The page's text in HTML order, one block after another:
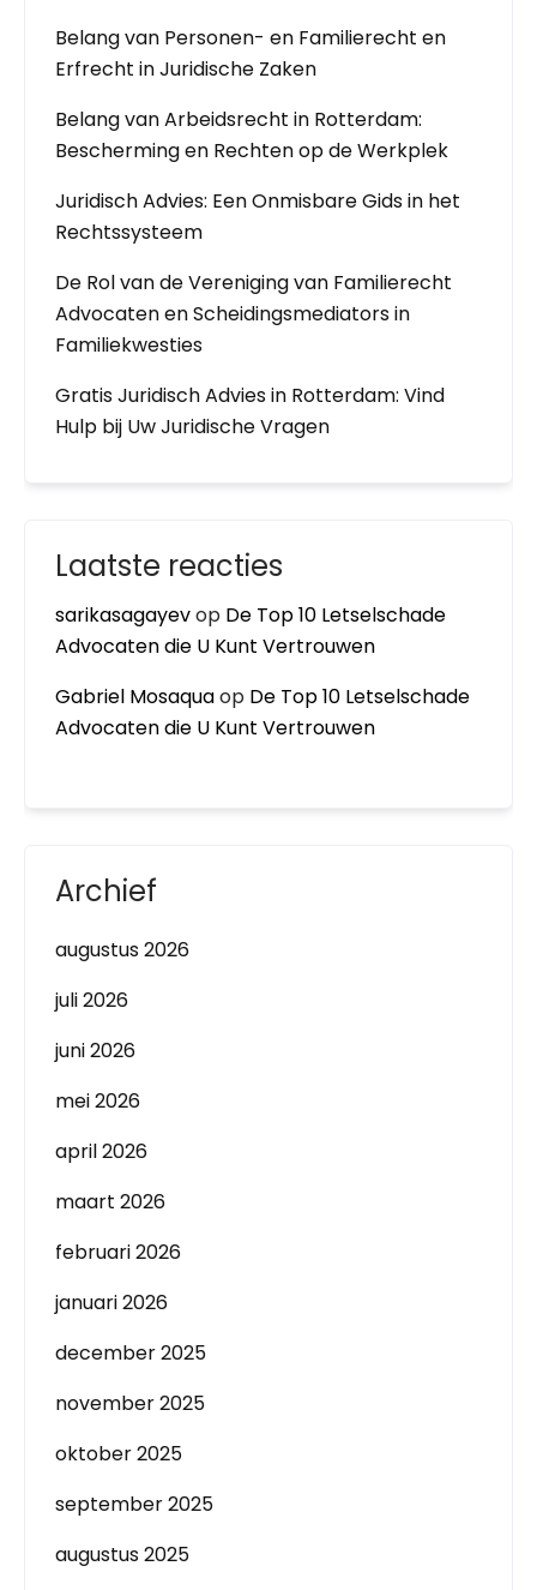
Belang van Personen- en Familierecht en
Erfrecht in Juridische Zaken
Belang van Arbeidsrecht in Rotterdam:
Bescherming en Rechten op de Werkplek
Juridisch Advies: Een Onmisbare Gids in het
Rechtssysteem
De Rol van de Vereniging van Familierecht
Advocaten en Scheidingsmediators in
Familiekwesties
Gratis Juridisch Advies in Rotterdam: Vind
Hulp bij Uw Juridische Vragen
Laatste reacties
sarikasagayevop De Top 10 Letselschade
Advocaten die U Kunt Vertrouwen
Gabriel Mosaquaop De Top 10 Letselschade
Advocaten die U Kunt Vertrouwen
Archief
augustus 2026
juli 2026
juni 2026
mei 2026
april 2026
maart 2026
februari 2026
januari 2026
december 2025
november 2025
oktober 2025
september 2025
augustus 2025